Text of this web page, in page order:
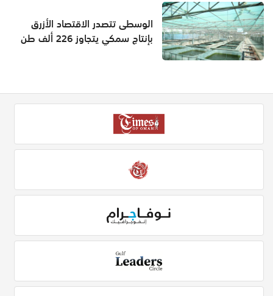
الوسطى تتصدر الاقتصاد الأزرق
بإنتاج سمكي يتجاوز 226 ألف طن